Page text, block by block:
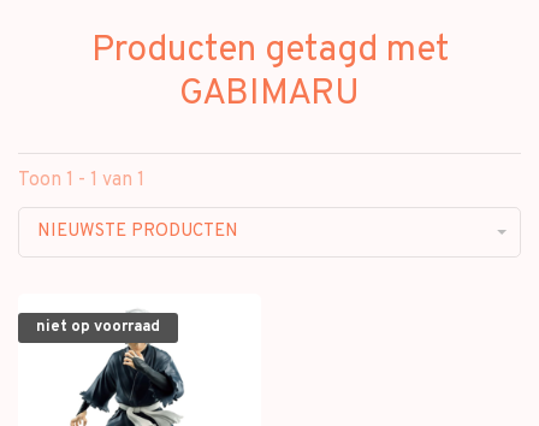
Producten getagd met
GABIMARU
Toon 1 - 1 van 1
NIEUWSTE PRODUCTEN
niet op voorraad